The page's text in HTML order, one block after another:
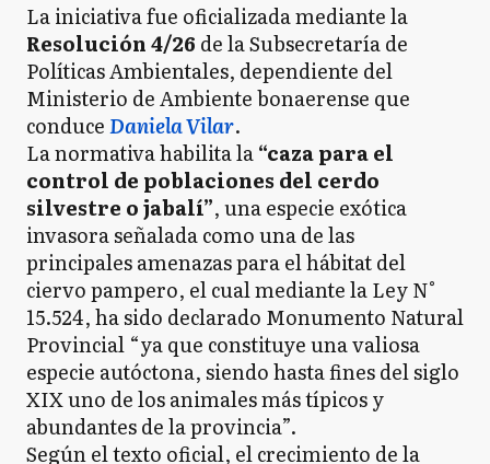
La iniciativa fue oficializada mediante la
Resolución 4/26 de la Subsecretaría de
Políticas Ambientales, dependiente del
Ministerio de Ambiente bonaerense que
conduceDaniela Vilar.
La normativa habilita la“caza para el
control de poblaciones del cerdo
silvestre o jabalí”, una especie exótica
invasora señalada como una de las
principales amenazas para el hábitat del
ciervo pampero, el cual mediante la Ley N°
15.524, ha sido declarado Monumento Natural
Provincial “ya que constituye una valiosa
especie autóctona, siendo hasta fines del siglo
XIX uno de los animales más típicos y
abundantes de la provincia”.
Según el texto oficial, el crecimiento de la